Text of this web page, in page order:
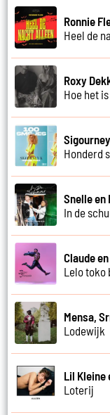
Ronnie
Heel de
Roxy
Hoe het is
Honderd
Snelle en
In de
Claude
Lelo toko
Mensa,
Lodewijk
Lil Kleine
Loterij